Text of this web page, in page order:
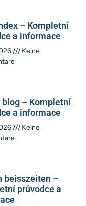
– Kompletní
a informace
Keine
blog – Kompletní
a informace
Keine
beisszeiten –
průvodce a